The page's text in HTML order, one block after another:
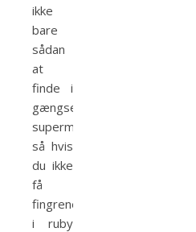
ikke
bare
sådan
at
finde i
gængse
supermarkeder,
så hvis
du ikke
få
fingrene
i ruby